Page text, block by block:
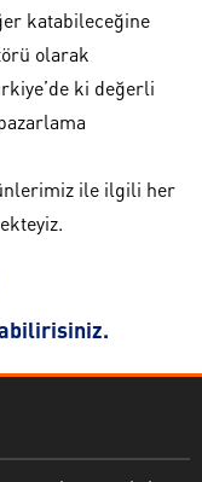
katabileceğine
olarak
ki değerli
ile ilgili her